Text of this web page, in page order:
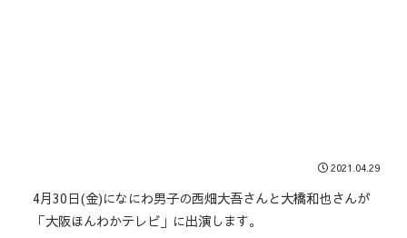
2021.04.29
4月30日(金)になにわ男子の西畑大吾さんと大橋和也さんが
「大阪ほんわかテレビ」に出演します。